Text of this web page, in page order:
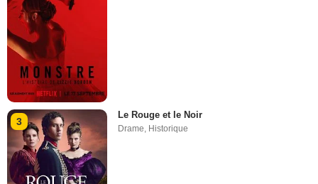
3
Le Rouge et le Noir
Drame, Historique